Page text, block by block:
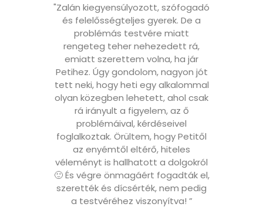
"Zalán kiegyensúlyozott, szófogadó
és felelősségteljes gyerek. De a
problémás testvére miatt
rengeteg teher nehezedett rá,
emiatt szerettem volna, ha jár
Petihez. Úgy gondolom, nagyon jót
tett neki, hogy heti egy alkalommal
olyan közegben lehetett, ahol csak
rá irányult a figyelem, az ő
problémáival, kérdéseivel
foglalkoztak. Örültem, hogy Petitől
az enyémtől eltérő, hiteles
véleményt is hallhatott a dolgokról
🙂 És végre önmagáért fogadták el,
szerették és dícsérték, nem pedig
a testvéréhez viszonyítva! ”